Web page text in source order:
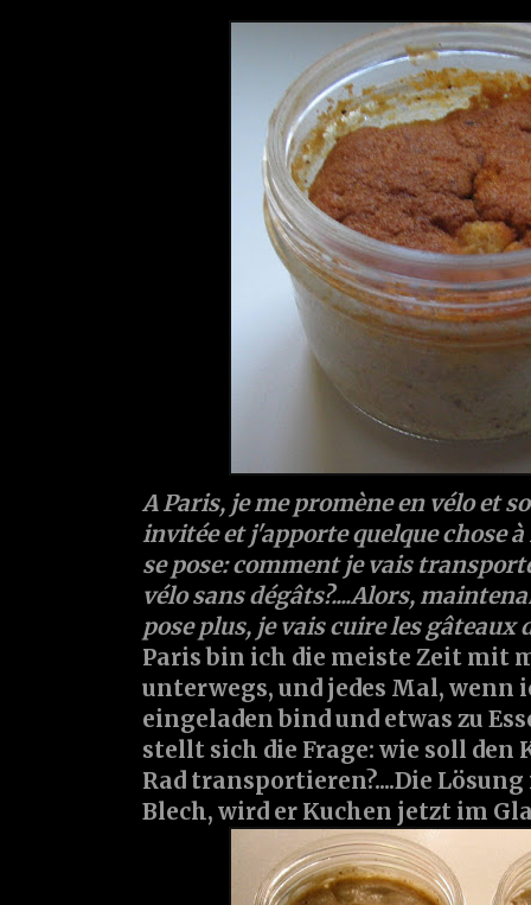
A Paris, je me promène en vélo et
invitée et j'apporte quelque chose
se pose: comment je vais
vélo sans dégâts?....Alors,
pose plus, je vais cuire les gâteaux
Paris bin ich die meiste Zeit mit
unterwegs, und jedes Mal, wenn
eingeladen bind und etwas zu
stellt sich die Frage: wie soll den
Rad transportieren?....Die
Blech, wird er Kuchen jetzt im